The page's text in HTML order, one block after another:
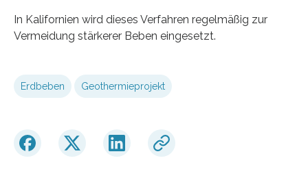
In Kalifornien wird dieses Verfahren regelmäßig zur
Vermeidung stärkerer Beben eingesetzt.
Erdbeben Geothermieprojekt